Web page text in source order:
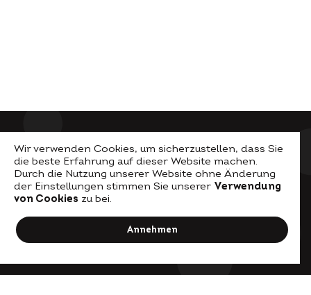
Wir verwenden Cookies, um sicherzustellen, dass Sie
die beste Erfahrung auf dieser Website machen.
Durch die Nutzung unserer Website ohne Änderung
der Einstellungen stimmen Sie unserer Verwendung
von Cookies zu bei.
Annehmen
© Visio Permacultura
Impressum